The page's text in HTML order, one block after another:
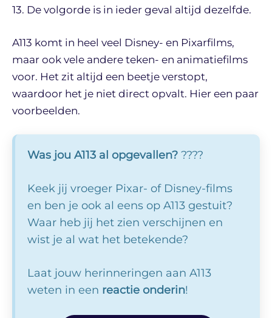
13. De volgorde is in ieder geval altijd dezelfde.
A113 komt in heel veel Disney- en Pixarfilms,
maar ook vele andere teken- en animatiefilms
voor. Het zit altijd een beetje verstopt,
waardoor het je niet direct opvalt. Hier een paar
voorbeelden.
Was jou A113 al opgevallen? ????
Keek jij vroeger Pixar- of Disney-films
en ben je ook al eens op A113 gestuit?
Waar heb jij het zien verschijnen en
wist je al wat het betekende?
Laat jouw herinneringen aan A113
weten in een reactie onderin!